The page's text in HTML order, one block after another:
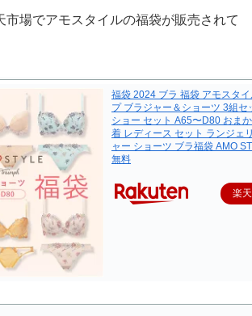
市場でアモスタイルの福袋が販売されて
福袋 2024 ブラ 福袋 アモスタ
プ ブラジャー＆ショーツ 3組セ
ショー セット A65〜D80 おま
着 レディース セット ランジェ
ャー ショーツ ブラ福袋 AMO
無料
楽